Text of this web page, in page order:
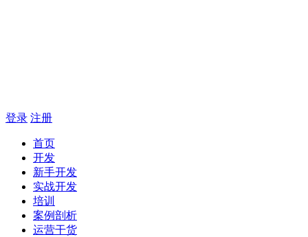
登录 注册
首页
开发
新手开发
实战开发
培训
案例剖析
运营干货